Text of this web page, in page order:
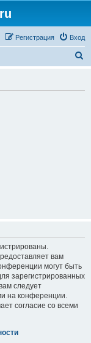
Вход
Регистрация
вам
могут быть
зарегистрированных
следует
на конференции.
согласие со всеми